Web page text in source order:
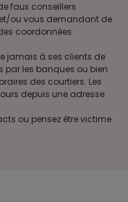
faux conseillers
ou vous demandant de
coordonnées
jamais à ses clients de
par les banques ou bien
des courtiers. Les
depuis une adresse
ou pensez être victime